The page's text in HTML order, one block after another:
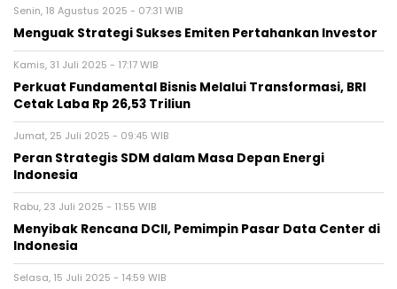
Senin, 18 Agustus 2025 - 07:31 WIB
Menguak Strategi Sukses Emiten Pertahankan Investor
Kamis, 31 Juli 2025 - 17:17 WIB
Perkuat Fundamental Bisnis Melalui Transformasi, BRI
Cetak Laba Rp 26,53 Triliun
Jumat, 25 Juli 2025 - 09:45 WIB
Peran Strategis SDM dalam Masa Depan Energi
Indonesia
Rabu, 23 Juli 2025 - 11:55 WIB
Menyibak Rencana DCII, Pemimpin Pasar Data Center di
Indonesia
Selasa, 15 Juli 2025 - 14:59 WIB